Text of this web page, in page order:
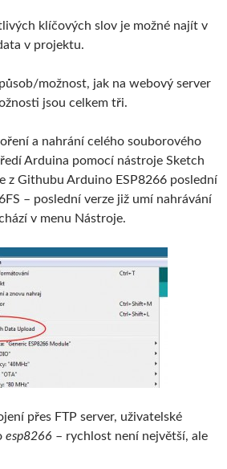
klíčových slov je možné najít v
v projektu.
možnost, jak na webový server
jsou celkem tři.
a nahrání celého souborového
Arduina pomocí nástroje Sketch
z Githubu Arduino ESP8266 poslední
– poslední verze již umí nahrávání
v menu Nástroje.
přes FTP server, uživatelské
esp8266 – rychlost není největší, ale